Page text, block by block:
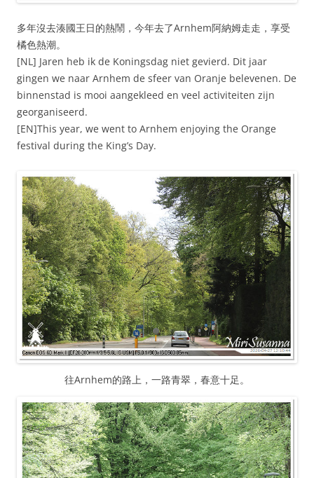
多年沒去湊國王日的熱鬧，今年去了Arnhem阿納姆走走，享受
橘色熱潮。
[NL] Jaren heb ik de Koningsdag niet gevierd. Dit jaar
gingen we naar Arnhem de sfeer van Oranje belevenen. De
binnenstad is mooi aangekleed en veel activiteiten zijn
georganiseerd.
[EN]This year, we went to Arnhem enjoying the Orange
festival during the King’s Day.
往Arnhem的路上，一路青翠，春意十足。